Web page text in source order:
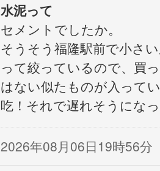
水泥って
セメントでしたか。
そうそう福隆駅前で小さ
って絞っているので、買
はない似たものが入って
吃！それで遅れそうにな
2026年08月06日19時56分